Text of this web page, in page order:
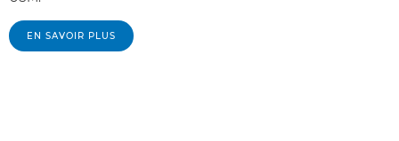
EN SAVOIR PLUS